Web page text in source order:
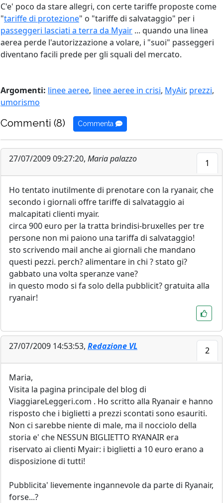
C'e' poco da stare allegri, con certe tariffe proposte come
"tariffe di protezione" o "tariffe di salvataggio" per i
passeggeri lasciati a terra da Myair ... quando una linea
aerea perde l'autorizzazione a volare, i "suoi" passeggeri
diventano facili prede per gli squali del mercato.
Argomenti: linee aeree, linee aeree in crisi, MyAir, prezzi,
umorismo
Commenti (8) Commenta
27/07/2009 09:27:20, Maria palazzo 1
Ho tentato inutilmente di prenotare con la ryanair, che
secondo i giornali offre tariffe di salvataggio ai
malcapitati clienti myair.
circa 900 euro per la tratta brindisi-bruxelles per tre
persone non mi paiono una tariffa di salvataggio!
sto scrivendo mail anche ai giornali che mandano
questi pezzi. perch? alimentare in chi ? stato gi?
gabbato una volta speranze vane?
in questo modo si fa solo della pubblicit? gratuita alla
ryanair!
27/07/2009 14:53:53, Redazione VL 2
Maria,
Visita la pagina principale del blog di
ViaggiareLeggeri.com . Ho scritto alla Ryanair e hanno
risposto che i biglietti a prezzi scontati sono esauriti.
Non ci sarebbe niente di male, ma il nocciolo della
storia e' che NESSUN BIGLIETTO RYANAIR era
riservato ai clienti Myair: i biglietti a 10 euro erano a
disposizione di tutti!
Pubblicita' lievemente ingannevole da parte di Ryanair,
forse...?